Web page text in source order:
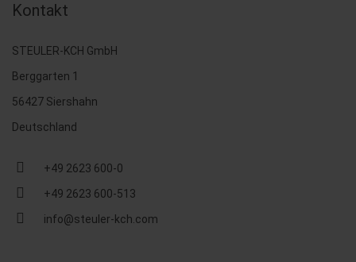
Kontakt
STEULER-KCH GmbH
Berggarten 1
56427 Siershahn
Deutschland
+49 2623 600-0
+49 2623 600-513
info@steuler-kch.com